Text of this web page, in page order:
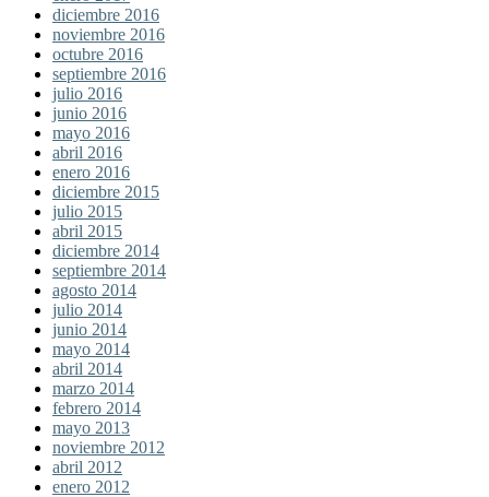
diciembre 2016
noviembre 2016
octubre 2016
septiembre 2016
julio 2016
junio 2016
mayo 2016
abril 2016
enero 2016
diciembre 2015
julio 2015
abril 2015
diciembre 2014
septiembre 2014
agosto 2014
julio 2014
junio 2014
mayo 2014
abril 2014
marzo 2014
febrero 2014
mayo 2013
noviembre 2012
abril 2012
enero 2012